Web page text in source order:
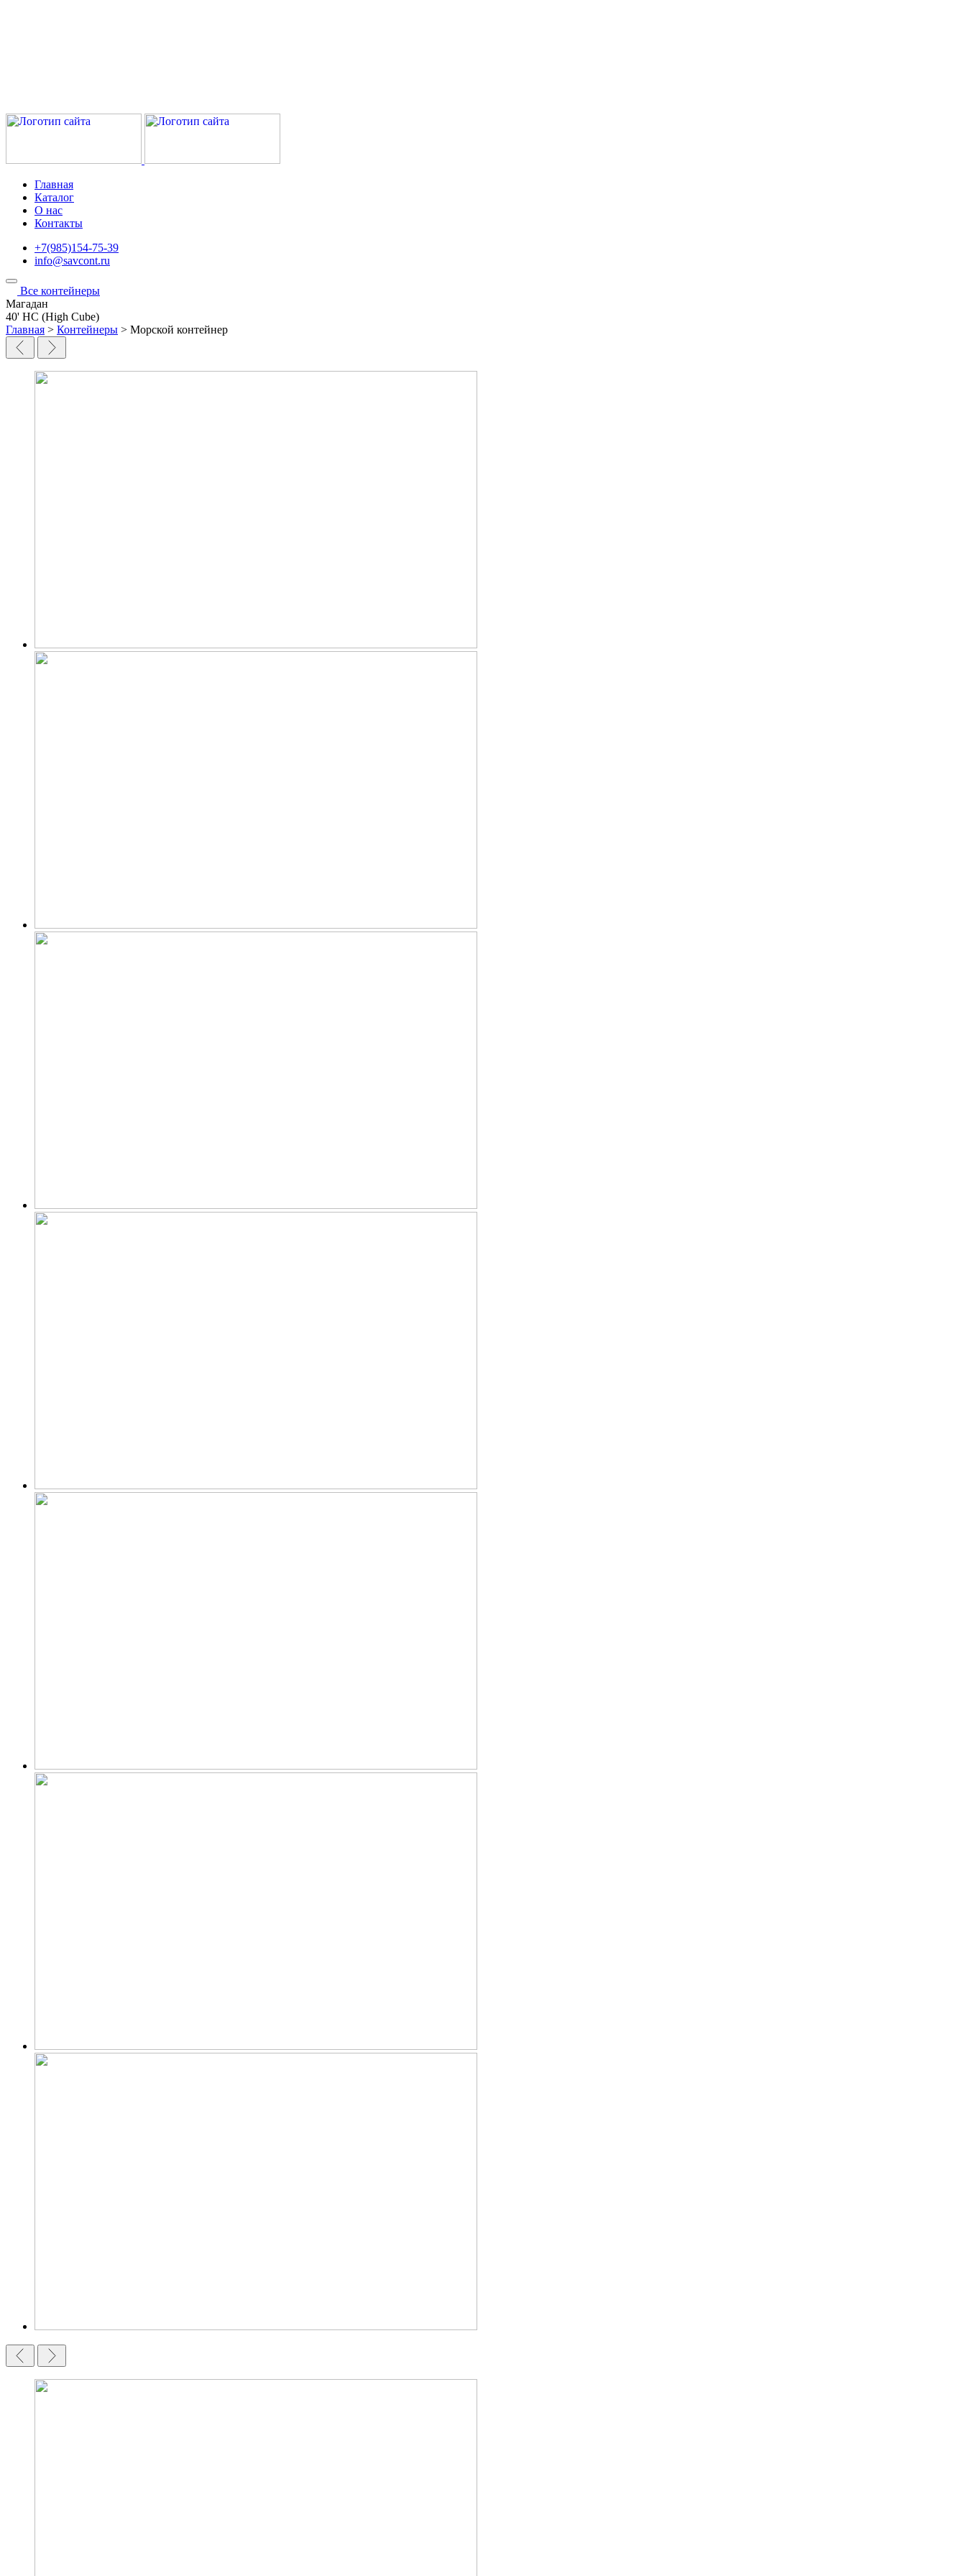
Главная
Каталог
О нас
Контакты
+7(985)154-75-39
info@savcont.ru
Все контейнеры
Магадан
40' HC (High Cube)
Главная > Контейнеры > Морской контейнер